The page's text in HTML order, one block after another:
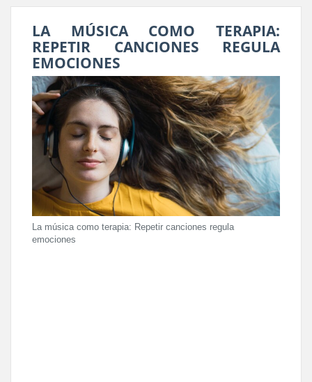
LA MÚSICA COMO TERAPIA:
REPETIR CANCIONES REGULA
EMOCIONES
La música como terapia: Repetir canciones regula
emociones